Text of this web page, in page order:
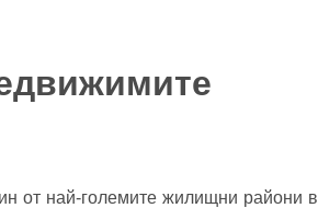
от най-големите жилищни райони в